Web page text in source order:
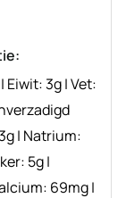
| Eiwit:3g|Vet:
g| Natrium:
5g|
69mg|